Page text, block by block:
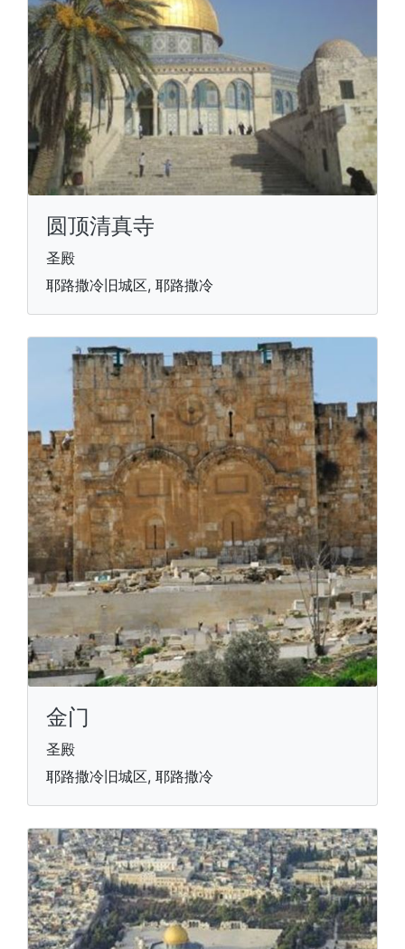
圆顶清真寺
圣殿
耶路撒冷旧城区, 耶路撒冷
金门
圣殿
耶路撒冷旧城区, 耶路撒冷